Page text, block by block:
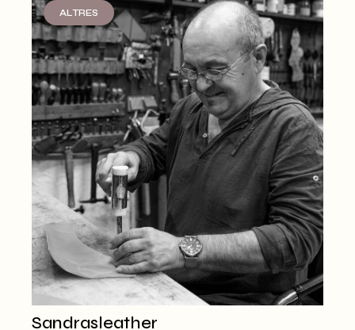
ALTRES
Sandrasleather